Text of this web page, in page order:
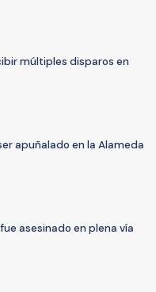
múltiples disparos en
apuñalado en la Alameda
asesinado en plena vía